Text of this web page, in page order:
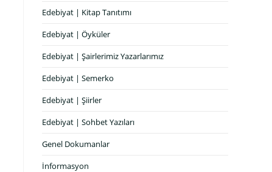
Edebiyat | Kitap Tanıtımı
Edebiyat | Öyküler
Edebiyat | Şairlerimiz Yazarlarımız
Edebiyat | Semerko
Edebiyat | Şiirler
Edebiyat | Sohbet Yazıları
Genel Dokumanlar
İnformasyon